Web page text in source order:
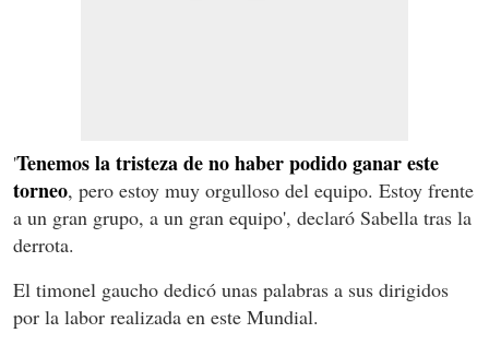
'Tenemos la tristeza de no haber podido ganar este
torneo, pero estoy muy orgulloso del equipo. Estoy frente
a un gran grupo, a un gran equipo', declaró Sabella tras la
derrota.
El timonel gaucho dedicó unas palabras a sus dirigidos
por la labor realizada en este Mundial.